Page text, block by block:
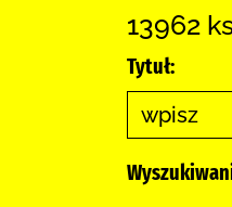
13962
Tytuł: